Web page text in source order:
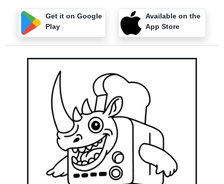
Get it on Google
Play
Available on the
App Store